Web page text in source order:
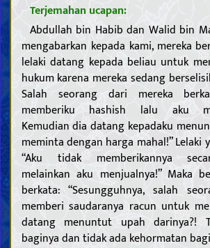
Terjemahan ucapan:
Abdullah bin Habib dan Walid bin
mengabarkan kepada kami, mereka
lelaki datang kepada beliau untuk
hukum karena mereka sedang
Salah seorang dari mereka
memberiku hashish lalu aku
Kemudian dia datang kepadaku
meminta dengan harga mahal!” Lelaki
“Aku tidak memberikannya
melainkan aku menjualnya!” Maka
berkata: “Sesungguhnya, salah
memberi saudaranya racun untuk
datang menuntut upah darinya?!
baginya dan tidak ada kehormatan
Pengetahuan
Makna pengetahuan dan kewajiban untuk
Hambatan dalam pengetahuan dan
terpengaruh
Sifat dan tugas para ulama
Bukti
Kitab Allah
Keabsahan dan sifat-sifat Al Qur’an
Tafsir beberapa ayat Al Qur’an
Khalifah Allah
Pentingnya dan sifat-sifat Khalifah Allah
Riwayat dari para Khalifah Allah
Kepercayaan
Memahami Allah; keberadaan-Nya,
perbuatan-Nya